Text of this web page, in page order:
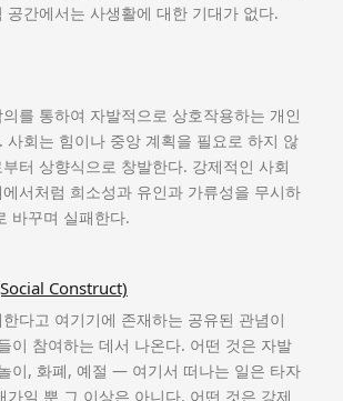
공간에서는 사생활에 대한 기대가 없다.
를 통하여 자발적으로 상호작용하는 개인
사회는 힘이나 중앙 계획을 필요로 하지 않
터 상향식으로 창발한다. 강제적인 사회
서처럼 희소성과 유인과 가류성을 무시하
바꾸며 실패한다.
Construct)
다고 여기기에 존재하는 공유된 관념이
이 참여하는 데서 나온다. 어떤 것은 자발
이, 화폐, 예절 — 여기서 떠나는 일은 타자
가일 뿐 그 이상은 아니다. 어떤 것은 강제